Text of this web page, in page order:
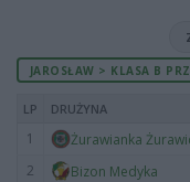
JAROSŁAW > KLASA B
LP DRUŻYNA
1 Żurawianka
2
Bizon Medyka